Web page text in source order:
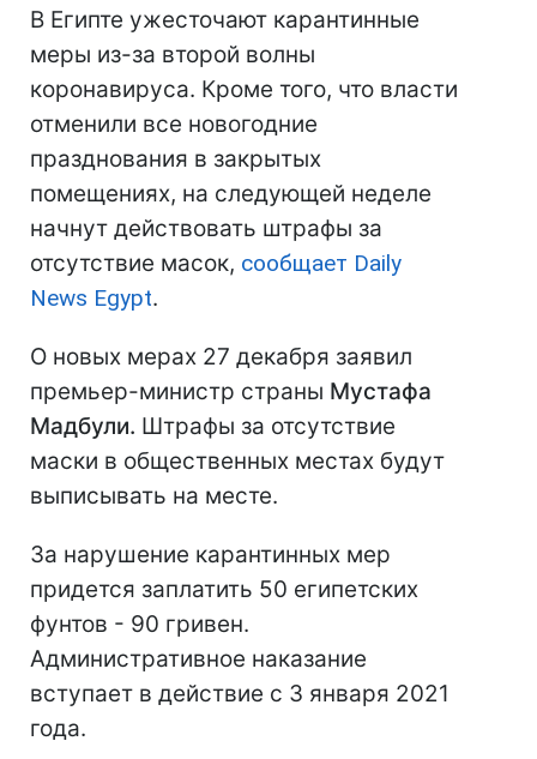
В Египте ужесточают карантинные
меры из-за второй волны
коронавируса. Кроме того, что власти
отменили все новогодние
празднования в закрытых
помещениях, на следующей неделе
начнут действовать штрафы за
отсутствие масок, сообщает Daily
News Egypt.
О новых мерах 27 декабря заявил
премьер-министр страны Мустафа
Мадбули. Штрафы за отсутствие
маски в общественных местах будут
выписывать на месте.
За нарушение карантинных мер
придется заплатить 50 египетских
фунтов - 90 гривен.
Административное наказание
вступает в действие с 3 января 2021
года.